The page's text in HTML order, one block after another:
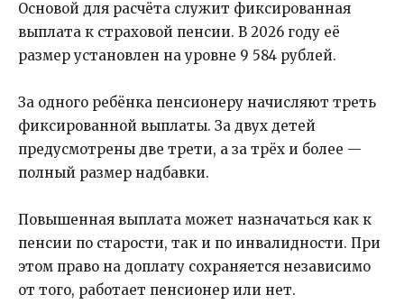
Основой для расчёта служит фиксированная
выплата к страховой пенсии. В 2026 году её
размер установлен на уровне 9 584 рублей.
За одного ребёнка пенсионеру начисляют треть
фиксированной выплаты. За двух детей
предусмотрены две трети, а за трёх и более —
полный размер надбавки.
Повышенная выплата может назначаться как к
пенсии по старости, так и по инвалидности. При
этом право на доплату сохраняется независимо
от того, работает пенсионер или нет.